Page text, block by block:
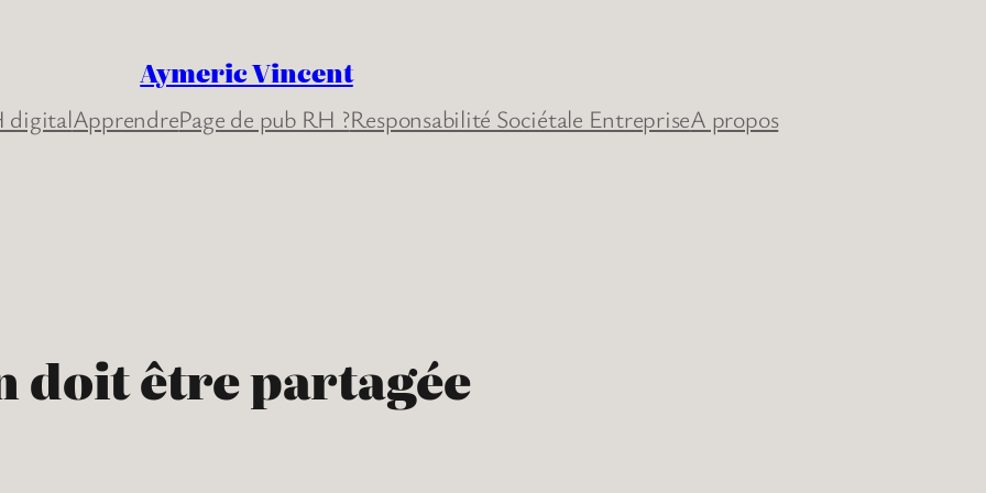
Aymeric Vincent
digitalApprendrePage de pub RH ?Responsabilité Sociétale EntrepriseA propos
doit être partagée